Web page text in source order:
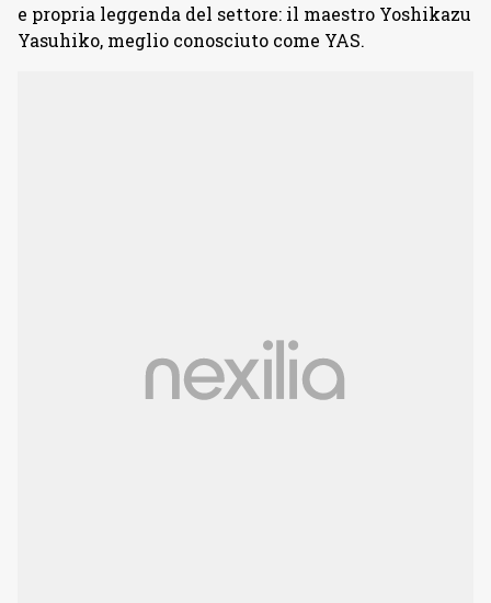
e propria leggenda del settore: il maestro Yoshikazu
Yasuhiko, meglio conosciuto come YAS.